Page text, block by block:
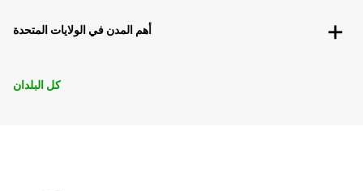
أهم المدن في الولايات المتحدة
كل البلدان